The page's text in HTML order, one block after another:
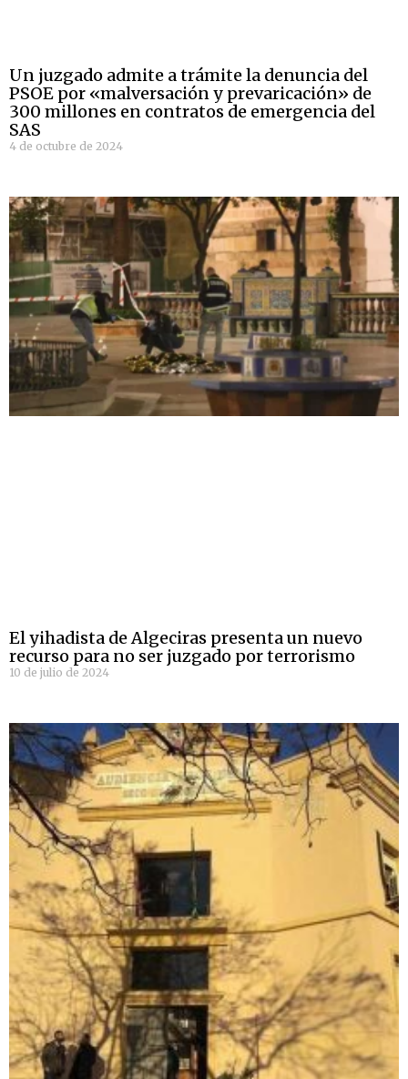
Un juzgado admite a trámite la denuncia del
PSOE por «malversación y prevaricación» de
300 millones en contratos de emergencia del
SAS
4 de octubre de 2024
El yihadista de Algeciras presenta un nuevo
recurso para no ser juzgado por terrorismo
10 de julio de 2024